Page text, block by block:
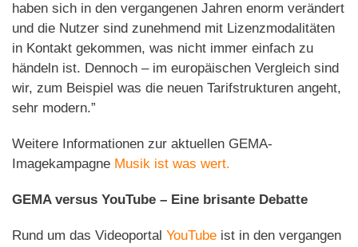
haben sich in den vergangenen Jahren enorm verändert
und die Nutzer sind zunehmend mit Lizenzmodalitäten
in Kontakt gekommen, was nicht immer einfach zu
händeln ist. Dennoch – im europäischen Vergleich sind
wir, zum Beispiel was die neuen Tarifstrukturen angeht,
sehr modern.”
Weitere Informationen zur aktuellen GEMA-
Imagekampagne Musik ist was wert.
GEMA versus YouTube – Eine brisante Debatte
Rund um das Videoportal YouTube ist in den vergangen